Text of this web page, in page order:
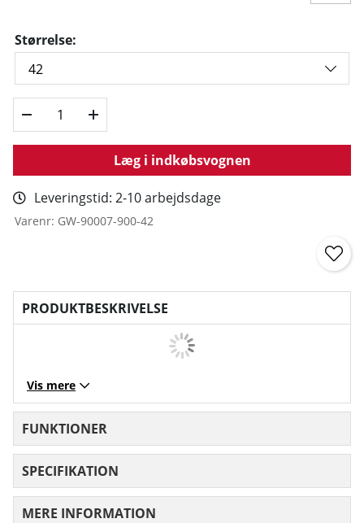
Størrelse:
Læg i indkøbsvognen
Leveringstid: 2-10 arbejdsdage
Varenr: GW-90007-900-42
PRODUKTBESKRIVELSE
Vis mere
FUNKTIONER
SPECIFIKATION
MERE INFORMATION